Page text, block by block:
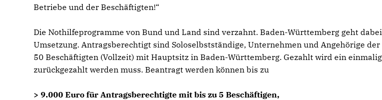
Betriebe und der Beschäftigten!“
Die Nothilfeprogramme von Bund und Land sind verzahnt. Baden-Württemberg geht
Umsetzung. Antragsberechtigt sind Soloselbstständige, Unternehmen und Angehörige
50 Beschäftigten (Vollzeit) mit Hauptsitz in Baden-Württemberg. Gezahlt wird ein
zurückgezahlt werden muss. Beantragt werden können bis zu
> 9.000 Euro für Antragsberechtigte mit bis zu 5 Beschäftigen,